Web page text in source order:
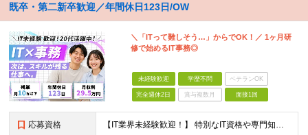
既卒・第二新卒歓迎／年間休日123日/OW
＼「ITって難しそう…」からでOK！／ 1ヶ月研
修で始めるIT事務◎
未経験歓迎 学歴不問 ベテランOK
完全週休2日 賞与複数月 面接1回
応募資格 【IT業界未経験歓迎！】 特別なIT資格や専門知識は必要ありません。 ・学歴不問（文系・理系不問） ・第二新卒、既卒の方も歓迎 ・20代を中心に幅広い年代が活躍中 ・基本的なPC操作ができる方 ・タ